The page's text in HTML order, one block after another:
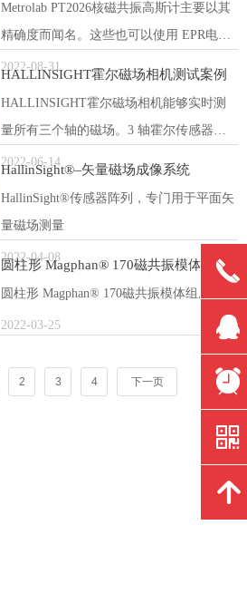
尔元件推向了大规模生产。
Metrolab PT2026核磁共振高斯计主要以其
精确度而闻名。这些也可以使用 EPR电子
顺磁共振用于测量低磁场的探头。
2022-08-31
HALLINSIGHT霍尔磁场相机测试案例
HALLINSIGHT霍尔磁场相机能够实时测
量所有三个轴的磁场。3 轴霍尔传感器以 4
μT分辨率解析磁场矢量，以高达 1 kHz 的
2022-06-14
HallinSight®–矢量磁场成像系统
HallinSight®传感器阵列，专门用于平面矢
量磁场测量
2022-04-08
圆柱形 Magphan® 170磁共振模体组成
圆柱形 Magphan® 170磁共振模体组成
2022-03-25
2 3 4 下一页
끅
뀩
뀥
낃
녕